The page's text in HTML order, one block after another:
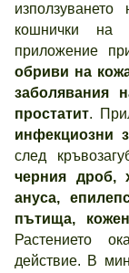
кошнички на
приложение
обриви на
заболявания
простатит.
инфекциозни
след
черния дроб,
ануса,
пътища,
Растението
действие. В